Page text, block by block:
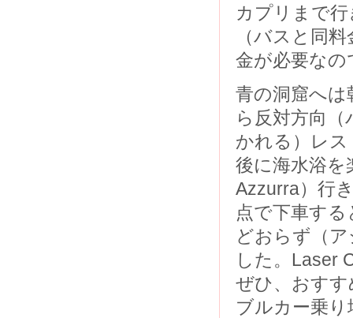
カプリまで
（バスと同
金が必要な
青の洞窟へは
ら反対方向
かれる）レ
後に海水浴を
Azzurra）行
点で下車す
どおらず（
した。Laser
ぜひ、おす
ブルカー乗